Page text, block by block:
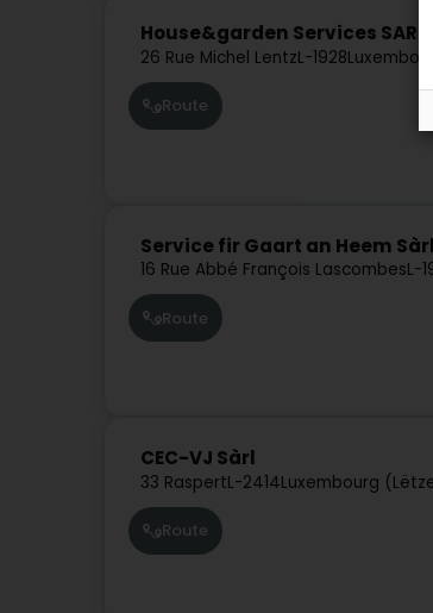
House&garden Services SARLS
26 Rue Michel LentzL-1928
Route
Service fir Gaart an Heem Sàrl
16 Rue Abbé François LascombesL-
Route
CEC-VJ Sàrl
33 RaspertL-2414Luxembourg
Route